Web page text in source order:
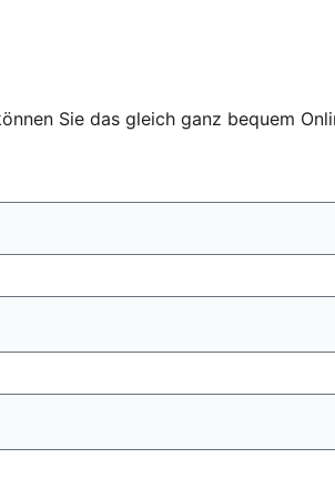
Sie das gleich ganz bequem